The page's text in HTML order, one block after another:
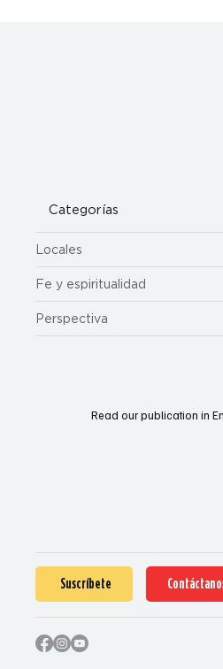
Categorías
Locales
Fe y espiritualidad
Perspectiva
Read our publication in
Suscríbete